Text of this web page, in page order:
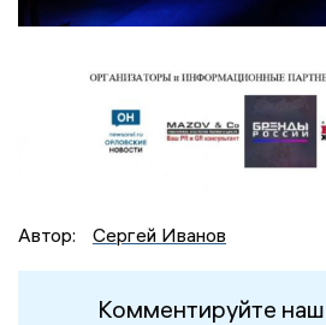
Автор: Сергей Иванов
Комментируйте